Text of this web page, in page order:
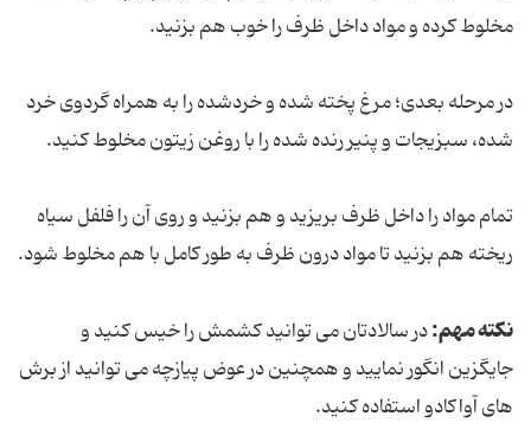
مخلوط کرده و مواد داخل ظرف را خوب هم بزنید.
در مرحله بعدی؛ مرغ پخته شده و خردشده را به همراه گردوی خرد
شده، سبزیجات و پنیر رنده شده را با روغن زیتون مخلوط کنید.
تمام مواد را داخل ظرف بریزید و هم بزنید و روی آن را فلفل سیاه
ریخته هم بزنید تا مواد درون ظرف به طور کامل با هم مخلوط شود.
نکته مهم:در سالادتان می توانید کشمش را خیس کنید و
جایگزین انگور نمایید و همچنین در عوض پیازچه می توانید از برش
های آواکادو استفاده کنید.